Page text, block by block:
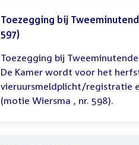
Toezegging bij
597)
Toezegging bij
De Kamer wordt voor het
vieruursmeldplicht/registratie
(motie Wiersma , nr. 598).